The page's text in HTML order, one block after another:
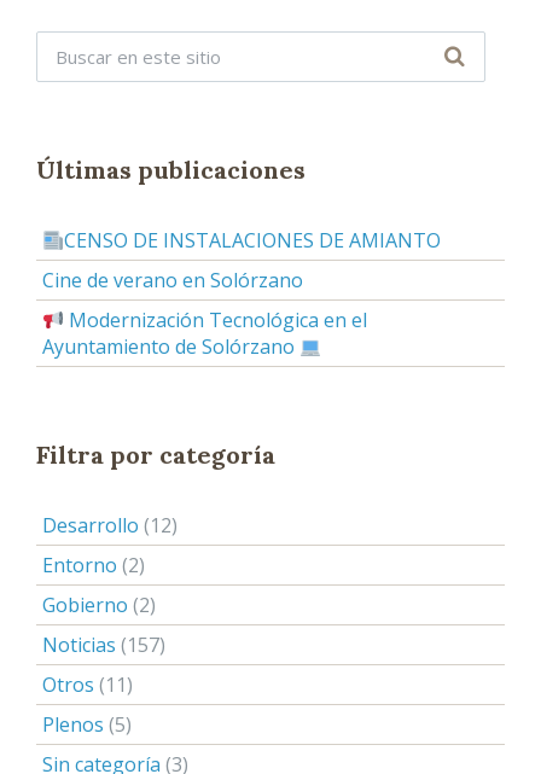
Últimas publicaciones
CENSO DE INSTALACIONES DE AMIANTO
Cine de verano en Solórzano
Modernización Tecnológica en el
Ayuntamiento de Solórzano
Filtra por categoría
Desarrollo (12)
Entorno (2)
Gobierno (2)
Noticias (157)
Otros (11)
Plenos (5)
Sin categoría (3)